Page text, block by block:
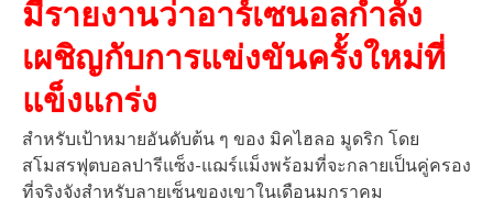
มีรายงานว่าอาร์เซนอลกำลัง
เผชิญกับการแข่งขันครั้งใหม่ที่
แข็งแกร่ง
สำหรับเป้าหมายอันดับต้น ๆ ของ มิคไฮลอ มูดริก โดย
สโมสรฟุตบอลปารีแซ็ง-แฌร์แม็งพร้อมที่จะกลายเป็นคู่ครอง
ที่จริงจังสำหรับลายเซ็นของเขาในเดือนมกราคม